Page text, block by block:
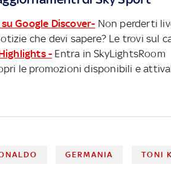
Google Discover- Non perderti
che devi sapere? Le trovi sul
- Entra in SkyLightsRoom
le promozioni disponibili e
GERMANIA TONI